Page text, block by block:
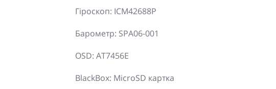
Гіроскоп: ICM42688P
Барометр: SPA06-001
OSD: AT7456E
BlackBox: MicroSD картка